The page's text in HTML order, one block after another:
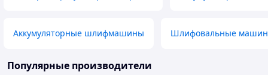
Аккумуляторные шлифмашины Шлифовальные
Популярные производители